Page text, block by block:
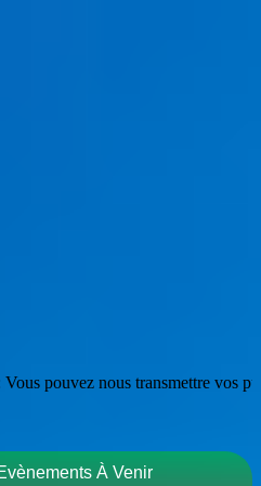
nous transmettre vos publications
À Venir